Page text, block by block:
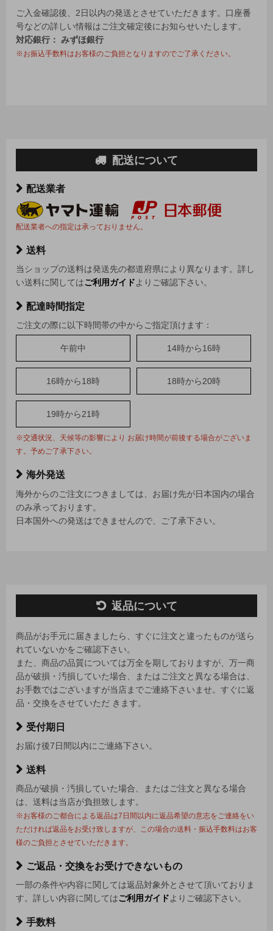
ご入金確認後、2日以内の発送とさせていただきます。口座番
号などの詳しい情報はご注文確定後にお知らせいたします。
対応銀行： みずほ銀行
※お振込手数料はお客様のご負担となりますのでご了承ください。
配送について
配送業者
配送業者への指定は承っておりません。
送料
当ショップの送料は発送先の都道府県により異なります。詳し
い送料に関してはご利用ガイドよりご確認下さい。
配達時間指定
ご注文の際に以下時間帯の中からご指定頂けます：
午前中 14時から16時
16時から18時 18時から20時
19時から21時
※交通状況、天候等の影響により お届け時間が前後する場合がございま
す。予めご了承下さい。
海外発送
海外からのご注文につきましては、お届け先が日本国内の場合
のみ承っております。
日本国外への発送はできませんので、ご了承下さい。
返品について
商品がお手元に届きましたら、すぐに注文と違ったものが送ら
れていないかをご確認下さい。
また、商品の品質については万全を期しておりますが、万一商
品が破損・汚損していた場合、またはご注文と異なる場合は、
お手数ではございますが当店までご連絡下さいませ。すぐに返
品・交換をさせていただ きます。
受付期日
お届け後7日間以内にご連絡下さい。
送料
商品が破損・汚損していた場合、またはご注文と異なる場合
は、送料は当店が負担致します。
※お客様のご都合による返品は7日間以内に返品希望の意志をご連絡をい
ただければ返品をお受け致しますが、この場合の送料・振込手数料はお客
様のご負担とさせていただきます。
ご返品・交換をお受けできないもの
一部の条件や内容に関しては返品対象外とさせて頂いておりま
す。詳しい内容に関してはご利用ガイドよりご確認下さい。
手数料